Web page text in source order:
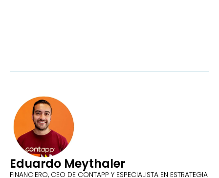
Eduardo Meythaler
FINANCIERO, CEO DE CONTAPP Y ESPECIALISTA EN ESTRATEGIA